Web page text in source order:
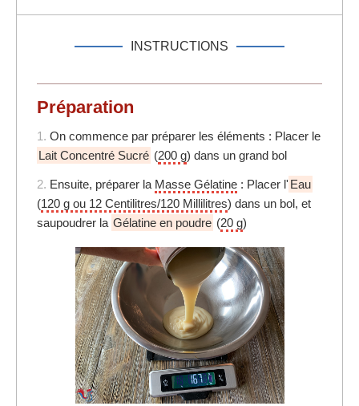
INSTRUCTIONS
Préparation
1. On commence par préparer les éléments : Placer le
Lait Concentré Sucré (200 g) dans un grand bol
2. Ensuite, préparer la Masse Gélatine : Placer l' Eau
(120 g ou 12 Centilitres/120 Millilitres) dans un bol, et
saupoudrer la Gélatine en poudre (20 g)